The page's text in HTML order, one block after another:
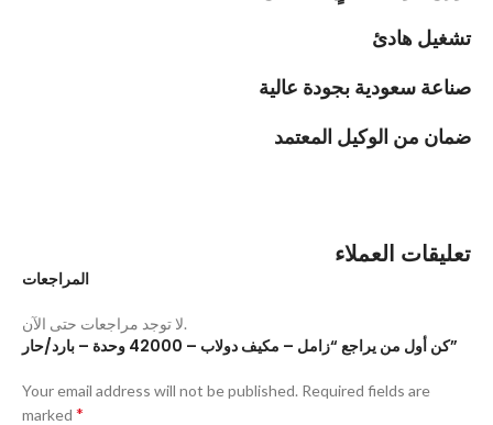
تشغيل هادئ
صناعة سعودية بجودة عالية
ضمان من الوكيل المعتمد
تعليقات العملاء
المراجعات
لا توجد مراجعات حتى الآن.
كن أول من يراجع “زامل – مكيف دولاب – 42000 وحدة – بارد/حار”
Your email address will not be published. Required fields are
marked *